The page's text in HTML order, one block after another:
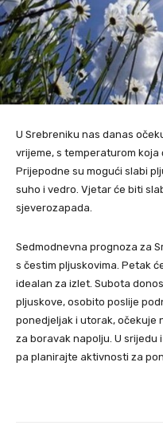
U Srebreniku nas danas
vrijeme, s temperaturom
Prijepodne su mogući slabi
suho i vedro. Vjetar će biti
sjeverozapada.
Sedmodnevna prognoza za
s čestim pljuskovima. Petak
idealan za izlet. Subota
pljuskove, osobito poslije
ponedjeljak i utorak, očekuje
za boravak napolju. U
pa planirajte aktivnosti za